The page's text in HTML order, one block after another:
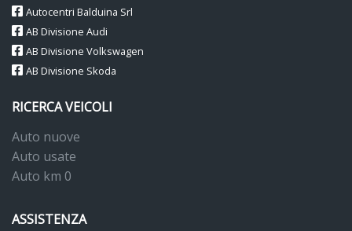
Autocentri Balduina Srl
AB Divisione Audi
AB Divisione Volkswagen
AB Divisione Skoda
RICERCA VEICOLI
Auto nuove
Auto usate
Auto km 0
ASSISTENZA